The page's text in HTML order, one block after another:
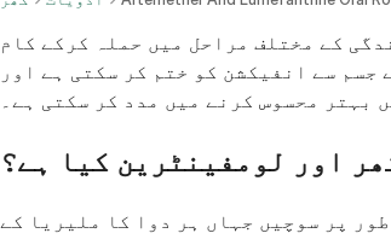
کے مختلف مراحل میں حملہ کرکے کام
جسم سے انفیکشن کو ختم کر سکتی ہے اور
بہتر محسوس کرنے میں مدد کر سکتی ہے۔
اور لومفینٹرین کیا ہے؟
پر سوچیں جہاں ہر دوا کا ملیریا کے